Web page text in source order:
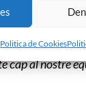
Politica de Cookies
cosa més
cap al nostre